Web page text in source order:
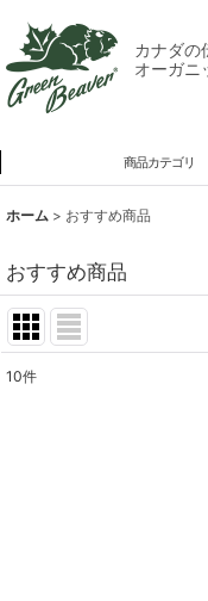
カナダの
オーガニ
商品カテゴリ
ホーム > おすすめ商品
おすすめ商品
10件